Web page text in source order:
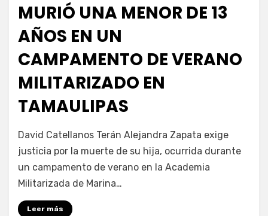
MURIÓ UNA MENOR DE 13
AÑOS EN UN
CAMPAMENTO DE VERANO
MILITARIZADO EN
TAMAULIPAS
por Fernando Miranda Servín
David Catellanos Terán Alejandra Zapata exige
justicia por la muerte de su hija, ocurrida durante
un campamento de verano en la Academia
Militarizada de Marina…
Leer más